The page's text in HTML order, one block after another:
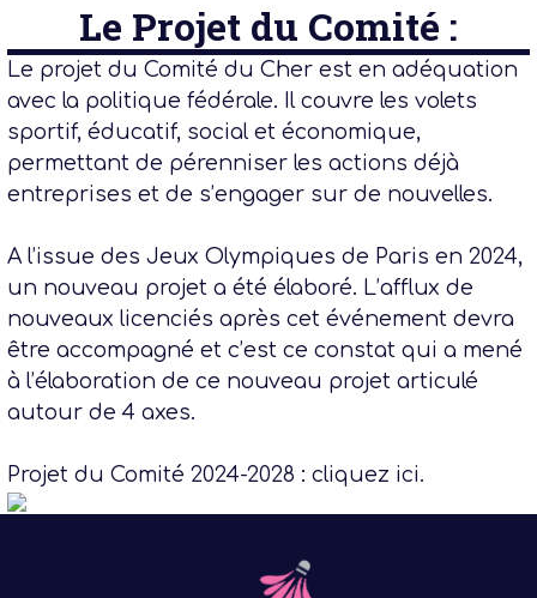
Le Projet du Comité :
Le projet du Comité du Cher est en adéquation
avec la politique fédérale. Il couvre les volets
sportif, éducatif, social et économique,
permettant de pérenniser les actions déjà
entreprises et de s’engager sur de nouvelles.
A l’issue des Jeux Olympiques de Paris en 2024,
un nouveau projet a été élaboré. L’afflux de
nouveaux licenciés après cet événement devra
être accompagné et c’est ce constat qui a mené
à l’élaboration de ce nouveau projet articulé
autour de 4 axes.
Projet du Comité 2024-2028 : cliquez ici.